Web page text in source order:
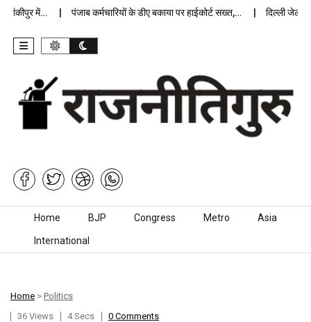
में… पंजाब कर्मचारियों के डीए बकाया पर हाईकोर्ट सख्त,… दिल्ली जेलों में
Skip to content
Home BJP Congress Metro Asia
International
Home > Politics
36 Views
4 Secs 0 Comments